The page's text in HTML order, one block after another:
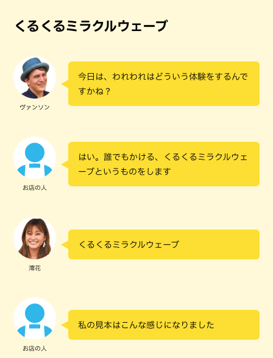
くるくるミラクルウェーブ
ヴァンソン
今日は、われわれはどういう体験をするんで
すかね？
お店の人
はい。誰でもかける、くるくるミラクルウェ
ーブというものをします
澪花
くるくるミラクルウェーブ
お店の人
私の見本はこんな感じになりました